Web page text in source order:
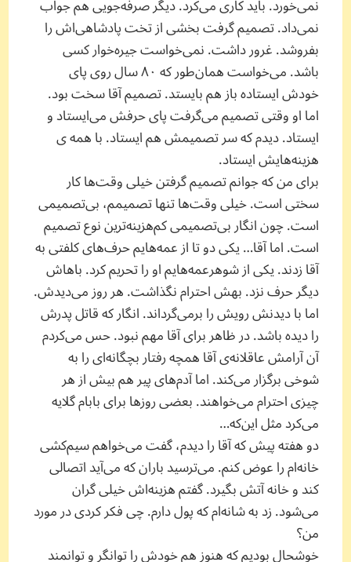
نمی‌خورد. باید کاری می‌کرد. دیگر صرفه‌جویی هم جواب
نمی‌داد. تصمیم گرفت بخشی از تخت پادشاهی‌اش را
بفروشد. غرور داشت. نمی‌خواست جیره‌خوار کسی
باشد. می‌خواست همان‌طور که ۸۰ سال روی پای
خودش ایستاده باز هم بایستد. تصمیم آقا سخت بود.
اما او وقتی تصمیم می‌گرفت پای حرفش می‌ایستاد و
ایستاد. دیدم که سر تصمیمش هم ایستاد. با همه ی
هزینه‌هایش ایستاد.
برای من که جوانم تصمیم گرفتن خیلی وقت‌ها کار
سختی است. خیلی وقت‌ها تنها تصمیمم، بی‌تصمیمی
است. چون انگار بی‌تصمیمی کم‌هزینه‌ترین نوع تصمیم
است. اما آقا… یکی دو تا از عمه‌هایم حرف‌های کلفتی به‌
آقا زدند. یکی از شوهرعمه‌هایم او را تحریم کرد. باهاش
دیگر حرف نزد. بهش احترام نگذاشت. هر روز می‌دیدش.
اما با دیدنش رویش را برمی‌گرداند. انگار که قاتل پدرش
را دیده باشد. در ظاهر برای آقا مهم نبود. حس می‌کردم
آن آرامش عاقلانه‌ی آقا همچه رفتار بچگانه‌ای را به
شوخی برگزار می‌کند. اما آدم‌های پیر هم بیش از هر
چیزی احترام می‌خواهند. بعضی روزها برای بابام گلایه
می‌کرد مثل این‌که…
دو هفته پیش که آقا را دیدم، گفت می‌خواهم سیم‌کشی
خانه‌ام را عوض کنم. می‌ترسید باران که می‌آید اتصالی
کند و خانه آتش بگیرد. گفتم هزینه‌اش خیلی گران
می‌شود. زد به شانه‌ام که پول دارم. چی فکر کردی در مورد
من؟
خوشحال بودیم که هنوز هم خودش را توانگر و توانمند